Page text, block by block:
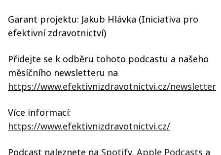
Garant projektu: Jakub Hlávka (Iniciativa pro
efektivní zdravotnictví)
Přidejte se k odběru tohoto podcastu a našeho
měsíčního newsletteru na
https://www.efektivnizdravotnictvi.cz/newsletter
Více informací:
https://www.efektivnizdravotnictvi.cz/
Podcast naleznete na Spotify, Apple Podcasts a